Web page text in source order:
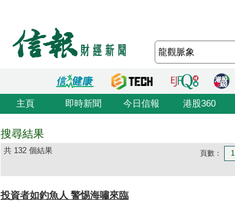
主頁 即時新聞 今日信報 港股360
搜尋結果
共 132 個結果 頁數： 1
投資者如釣魚人 警惕海嘯來臨